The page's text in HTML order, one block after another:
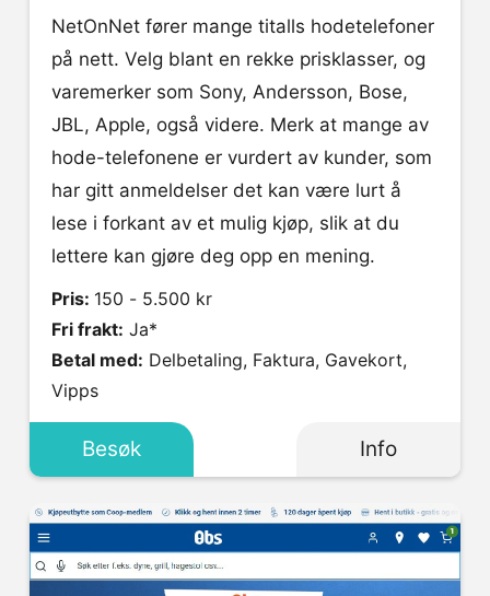
NetOnNet fører mange titalls hodetelefoner
på nett. Velg blant en rekke prisklasser, og
varemerker som Sony, Andersson, Bose,
JBL, Apple, også videre. Merk at mange av
hode-telefonene er vurdert av kunder, som
har gitt anmeldelser det kan være lurt å
lese i forkant av et mulig kjøp, slik at du
lettere kan gjøre deg opp en mening.
Pris: 150 - 5.500 kr
Fri frakt: Ja*
Betal med:
Vipps
Besøk Info